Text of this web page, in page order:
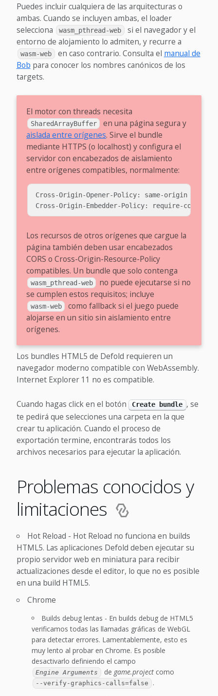
Puedes incluir cualquiera de las arquitecturas o
ambas. Cuando se incluyen ambas, el loader
selecciona
wasm_pthread-web
si el navegador y el
entorno de alojamiento lo admiten, y recurre a
wasm-web en caso contrario. Consulta el manual de
Bob para conocer los nombres canónicos de los
targets.
El motor con threads necesita
SharedArrayBuffer
en una página segura y
aislada entre orígenes. Sirve el bundle
mediante HTTPS (o localhost) y configura el
servidor con encabezados de aislamiento
entre orígenes compatibles, normalmente:
Cross-Origin-Opener-Policy: same-origin
Los recursos de otros orígenes que cargue la
página también deben usar encabezados
CORS o Cross-Origin-Resource-Policy
compatibles. Un bundle que solo contenga
wasm_pthread-web
no puede ejecutarse si no
se cumplen estos requisitos; incluye
wasm-web
como fallback si el juego puede
alojarse en un sitio sin aislamiento entre
orígenes.
Los bundles HTML5 de Defold requieren un
navegador moderno compatible con WebAssembly.
Internet Explorer 11 no es compatible.
Cuando hagas click en el botón Create bundle , se
te pedirá que selecciones una carpeta en la que
crear tu aplicación. Cuando el proceso de
exportación termine, encontrarás todos los
archivos necesarios para ejecutar la aplicación.
Problemas conocidos y
limitaciones
Hot Reload - Hot Reload no funciona en builds
HTML5. Las aplicaciones Defold deben ejecutar su
propio servidor web en miniatura para recibir
actualizaciones desde el editor, lo que no es posible
en una build HTML5.
Chrome
Builds debug lentas - En builds debug de HTML5
verificamos todas las llamadas gráficas de WebGL
para detectar errores. Lamentablemente, esto es
muy lento al probar en Chrome. Es posible
desactivarlo definiendo el campo
Engine Arguments de game.projectcomo
--verify-graphics-calls=false .